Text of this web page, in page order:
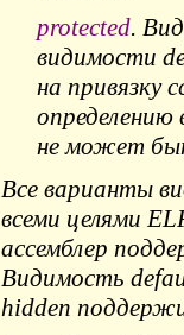
protected.
видимости
на привязку
определению
не может
Все варианты
всеми целями
ассемблер
Видимость
hidden